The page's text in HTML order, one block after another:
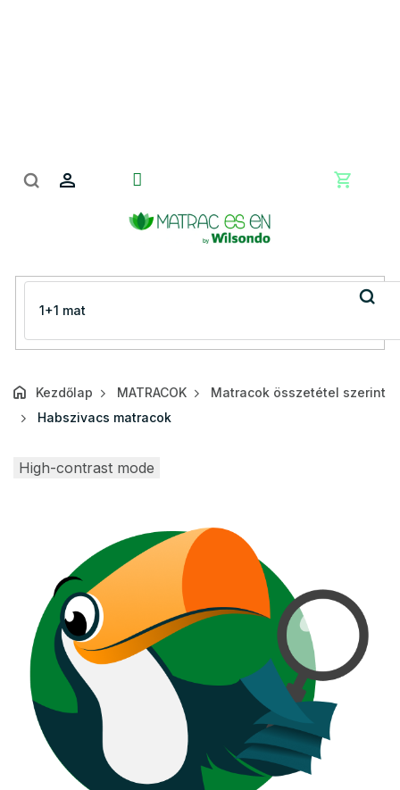
Kosár
Kezdőlap MATRACOK
Matracok összetétel szerint
Habszivacs matracok
High-contrast mode